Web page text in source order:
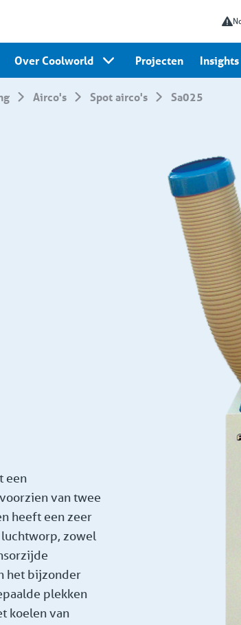
Over Coolworld Projecten Insights
Airco's Spot airco's sa025
een
van twee
heeft een zeer
zowel
het bijzonder
plekken
koelen van